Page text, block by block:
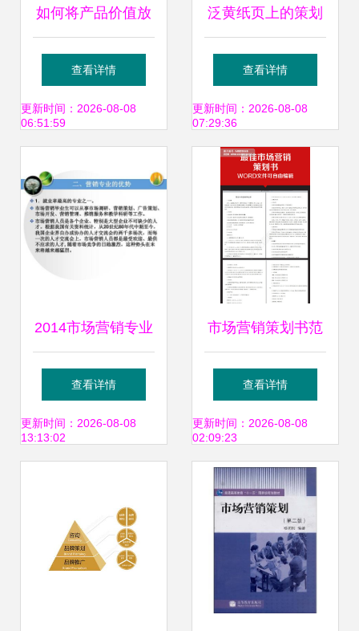
如何将产品价值放
大10倍，打造爆款
营销策划的实战策
查看详情
更新时间：2026-08-08
06:51:59
泛黄纸页上的策划
书 怀旧书籍在孔夫
子旧书网的无限可
能
查看详情
更新时间：2026-08-08
07:29:36
2014市场营销专业
介绍 市场营销策划
的前沿与核心
查看详情
更新时间：2026-08-08
13:13:02
市场营销策划书范
文 品牌推广与市场
优化方案
查看详情
更新时间：2026-08-08
02:09:23